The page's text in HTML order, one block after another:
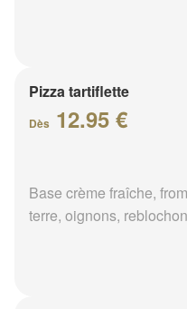
Pizza tartiflette
Dès 12.95 €
Base crème fraîche,
terre, oignons, reblochon